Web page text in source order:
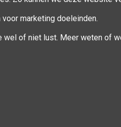
marketing doeleinden.
of niet lust. Meer weten of